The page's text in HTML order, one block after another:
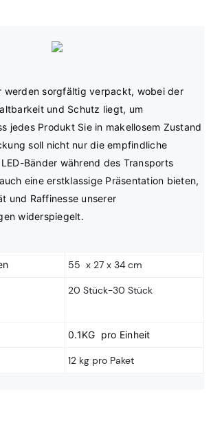
werden sorgfältig verpackt, wobei der
und Schutz liegt, um
jedes Produkt Sie in makellosem Zustand
soll nicht nur die empfindliche
Bänder während des Transports
eine erstklassige Präsentation bieten,
und Raffinesse unserer
55 x 27 x 34 cm
20 Stück-30 Stück
0.1KG pro Einheit
12 kg pro Paket